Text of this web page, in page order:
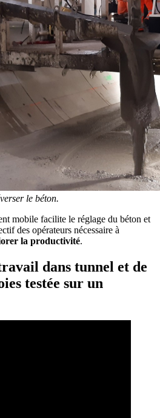
le béton.
mobile facilite le réglage du béton et
des opérateurs nécessaire à
la productivité.
dans tunnel et de
testée sur un